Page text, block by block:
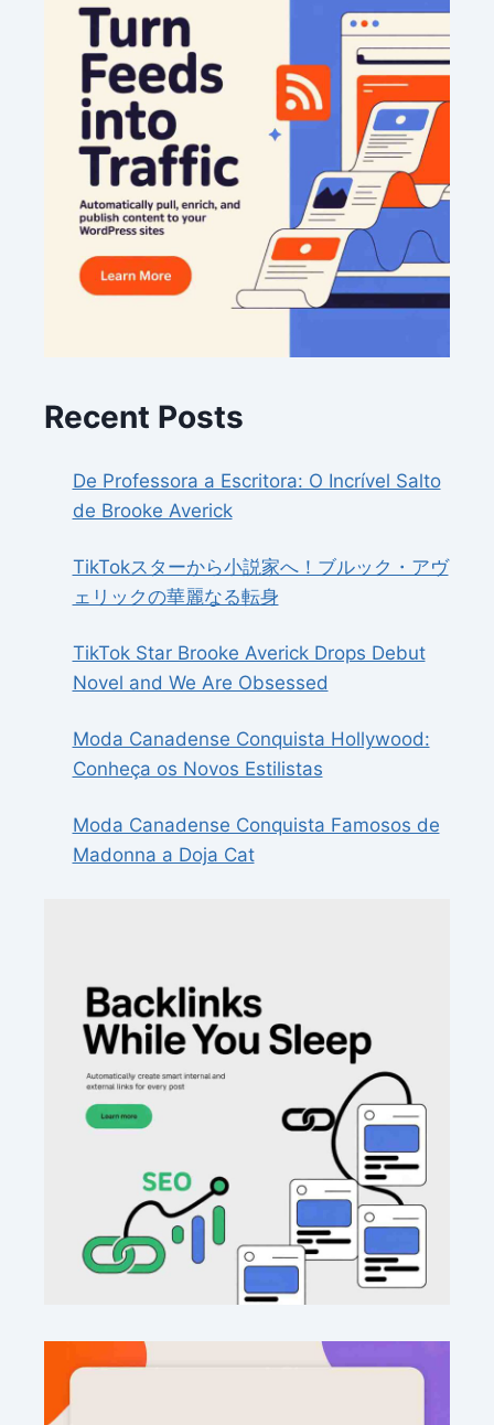
Recent Posts
De Professora a Escritora: O Incrível Salto
de Brooke Averick
TikTokスターから小説家へ！ブルック・アヴ
ェリックの華麗なる転身
TikTok Star Brooke Averick Drops Debut
Novel and We Are Obsessed
Moda Canadense Conquista Hollywood:
Conheça os Novos Estilistas
Moda Canadense Conquista Famosos de
Madonna a Doja Cat